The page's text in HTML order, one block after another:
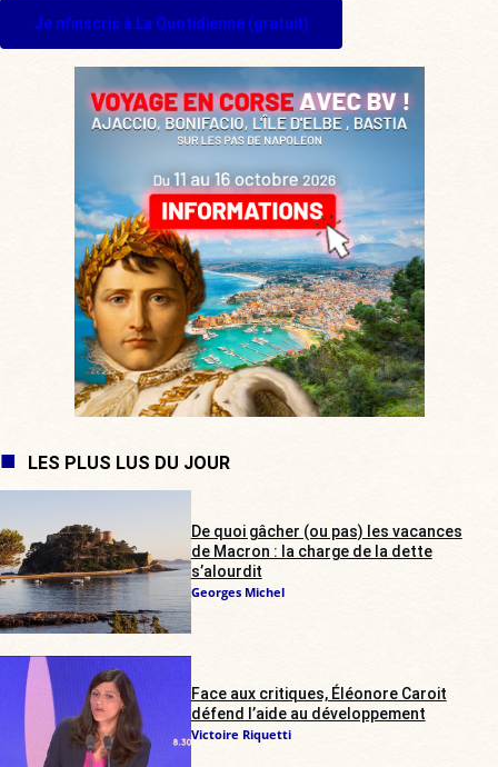
Je m'inscris à La Quotidienne (gratuit)
LES PLUS LUS DU JOUR
De quoi gâcher (ou pas) les vacances
de Macron : la charge de la dette
s’alourdit
Georges Michel
Face aux critiques, Éléonore Caroit
défend l’aide au développement
Victoire Riquetti